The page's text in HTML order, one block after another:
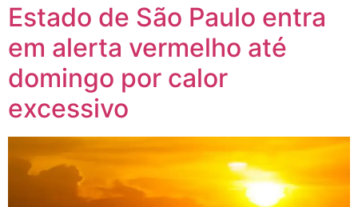
Estado de São Paulo entra
em alerta vermelho até
domingo por calor
excessivo